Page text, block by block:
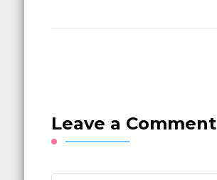
Leave a Comment